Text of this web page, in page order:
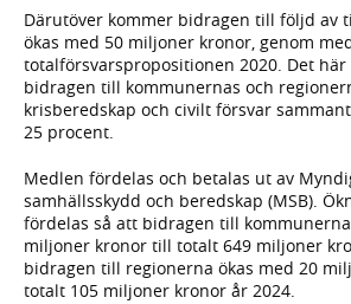
Därutöver kommer bidragen till följd av
ökas med 50 miljoner kronor, genom
totalförsvarspropositionen 2020. Det
bidragen till kommunernas och
krisberedskap och civilt försvar
25 procent.
Medlen fördelas och betalas ut av
samhällsskydd och beredskap (MSB).
fördelas så att bidragen till
miljoner kronor till totalt 649 miljoner
bidragen till regionerna ökas med 20
totalt 105 miljoner kronor år 2024.